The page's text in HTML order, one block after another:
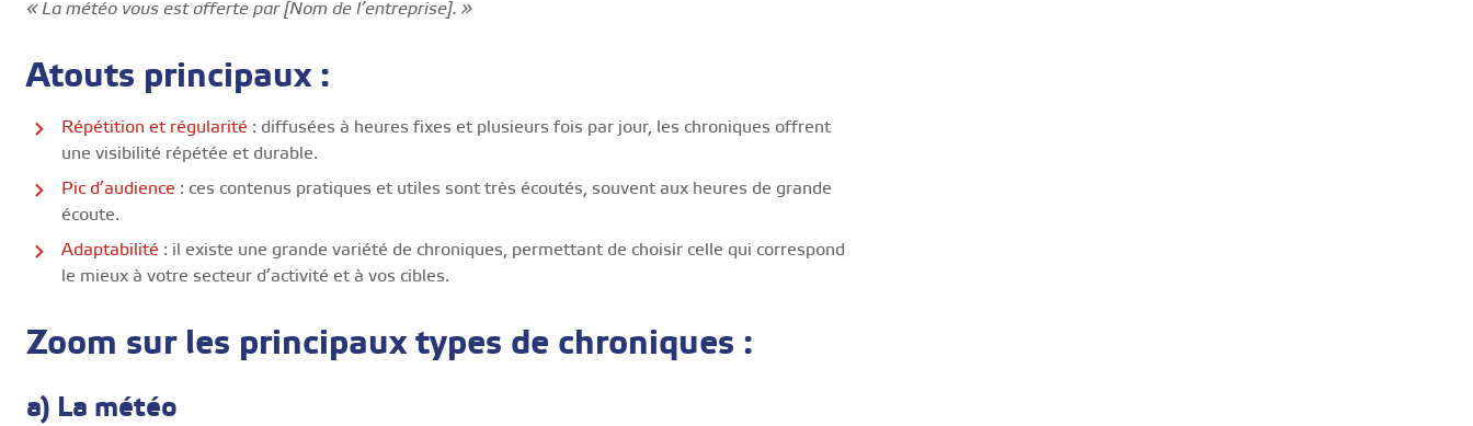
« La météo vous est offerte par [Nom de l’entreprise]. »
Atouts principaux :
Répétition et régularité : diffusées à heures fixes et plusieurs fois par jour, les chroniques offrent
une visibilité répétée et durable.
Pic d’audience : ces contenus pratiques et utiles sont très écoutés, souvent aux heures de grande
écoute.
Adaptabilité : il existe une grande variété de chroniques, permettant de choisir celle qui correspond
le mieux à votre secteur d’activité et à vos cibles.
Zoom sur les principaux types de chroniques :
a) La météo